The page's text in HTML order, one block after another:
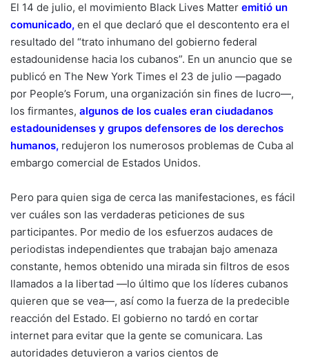
El 14 de julio, el movimiento Black Lives Matter emitió un
comunicado, en el que declaró que el descontento era el
resultado del “trato inhumano del gobierno federal
estadounidense hacia los cubanos”. En un anuncio que se
publicó en The New York Times el 23 de julio —pagado
por People’s Forum, una organización sin fines de lucro—,
los firmantes, algunos de los cuales eran ciudadanos
estadounidenses y grupos defensores de los derechos
humanos, redujeron los numerosos problemas de Cuba al
embargo comercial de Estados Unidos.
Pero para quien siga de cerca las manifestaciones, es fácil
ver cuáles son las verdaderas peticiones de sus
participantes. Por medio de los esfuerzos audaces de
periodistas independientes que trabajan bajo amenaza
constante, hemos obtenido una mirada sin filtros de esos
llamados a la libertad —lo último que los líderes cubanos
quieren que se vea—, así como la fuerza de la predecible
reacción del Estado. El gobierno no tardó en cortar
internet para evitar que la gente se comunicara. Las
autoridades detuvieron a varios cientos de